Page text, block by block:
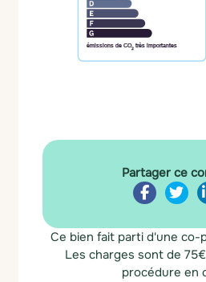
émissions de CO2très importantes
Partager ce
Ce bien fait parti d'une co-
Les charges sont de
procédure en